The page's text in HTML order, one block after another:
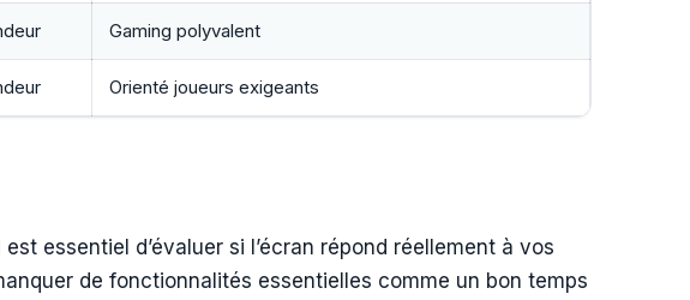
Gaming polyvalent
Orienté joueurs exigeants
essentiel d’évaluer si l’écran répond réellement à vos
de fonctionnalités essentielles comme un bon temps